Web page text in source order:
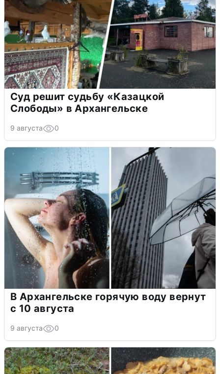
Суд решит судьбу «Казацкой
Слободы» в Архангельске
9 августа 0
В Архангельске горячую воду вернут
с 10 августа
9 августа 0